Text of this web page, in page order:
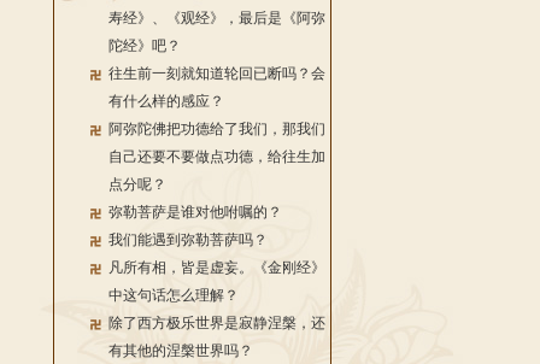
寿经》、《观经》，最后是《阿弥
陀经》吧？
往生前一刻就知道轮回已断吗？会
有什么样的感应？
阿弥陀佛把功德给了我们，那我们
自己还要不要做点功德，给往生加
点分呢？
弥勒菩萨是谁对他咐嘱的？
我们能遇到弥勒菩萨吗？
凡所有相，皆是虚妄。《金刚经》
中这句话怎么理解？
除了西方极乐世界是寂静涅槃，还
有其他的涅槃世界吗？